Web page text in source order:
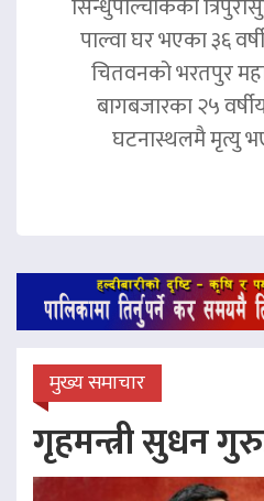
पाल्वा घर भएका ३६
चितवनको भरतपुर
बागबजारका २५
घटनास्थलमै मृत्यु
मुख्य समाचार
गृहमन्त्री सुधन